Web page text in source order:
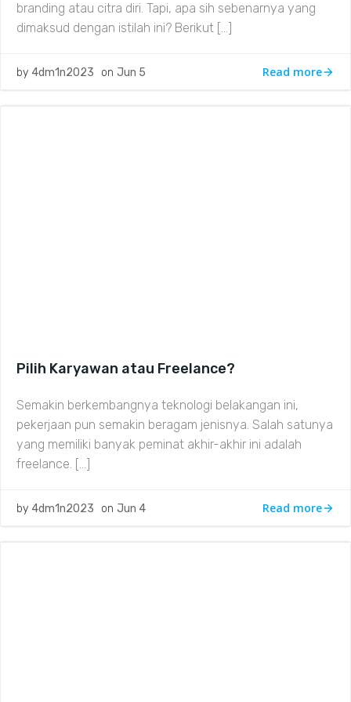
branding atau citra diri. Tapi, apa sih sebenarnya yang
dimaksud dengan istilah ini? Berikut […]
by 4dm1n2023 on Jun 5 Read more
Pilih Karyawan atau Freelance?
Semakin berkembangnya teknologi belakangan ini,
pekerjaan pun semakin beragam jenisnya. Salah satunya
yang memiliki banyak peminat akhir-akhir ini adalah
freelance. […]
by 4dm1n2023 on Jun 4 Read more